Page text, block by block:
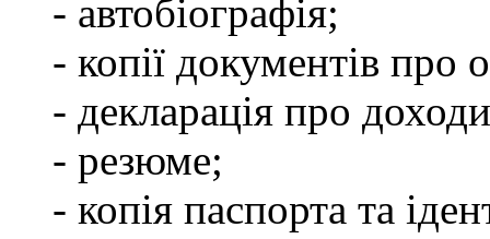
- автобіографія;
- копії документів про
- декларація про
- резюме;
- копія паспорта та